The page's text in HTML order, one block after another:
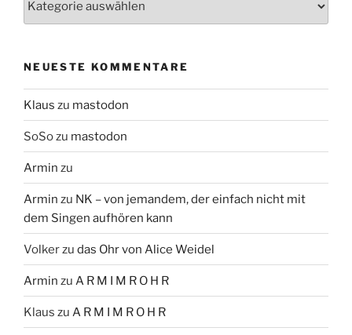
NEUESTE KOMMENTARE
Klaus zu mastodon
SoSozu mastodon
Armin zu
Armin zu NK – von jemandem, der einfach nicht mit
dem Singen aufhören kann
Volkerzu das Ohr von Alice Weidel
Armin zu A R M I M R O H R
Klaus zu A R M I M R O H R